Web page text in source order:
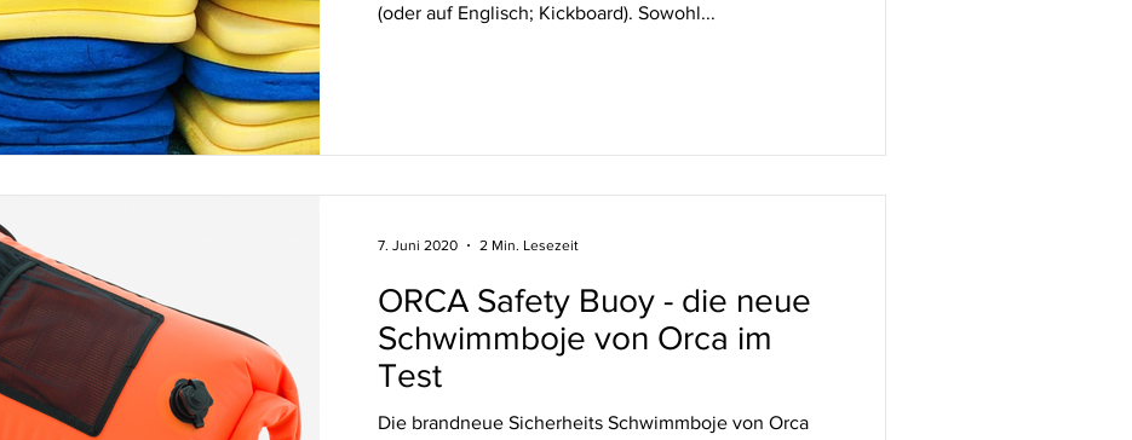
(oder auf Englisch; Kickboard). Sowohl...
ORCA Safety Buoy - die neue
Schwimmboje von Orca im
Test
Die brandneue Sicherheits Schwimmboje von Orca
7. Juni 2020 2 Min. Lesezeit